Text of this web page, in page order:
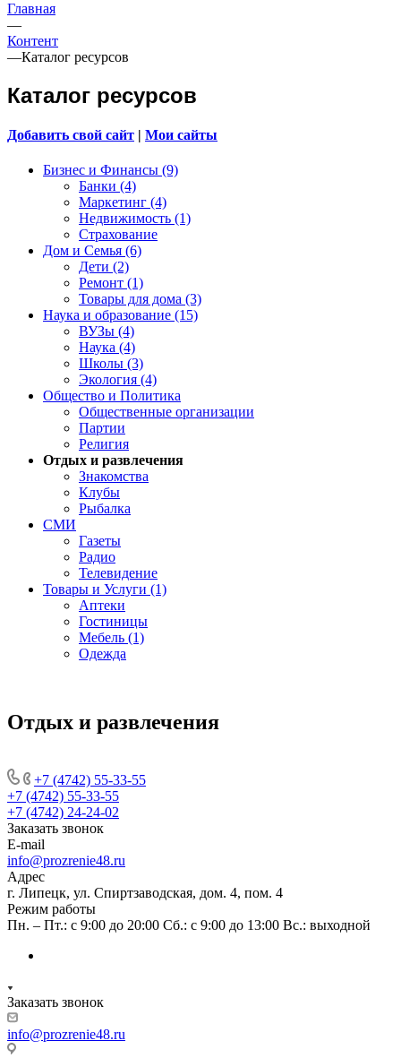
Главная
—
Контент
—Каталог ресурсов
Каталог ресурсов
Добавить свой сайт | Мои сайты
Бизнес и Финансы (9)
Банки (4)
Маркетинг (4)
Недвижимость (1)
Страхование
Дом и Семья (6)
Дети (2)
Ремонт (1)
Товары для дома (3)
Наука и образование (15)
ВУЗы (4)
Наука (4)
Школы (3)
Экология (4)
Общество и Политика
Общественные организации
Партии
Религия
Отдых и развлечения
Знакомства
Клубы
Рыбалка
СМИ
Газеты
Радио
Телевидение
Товары и Услуги (1)
Аптеки
Гостиницы
Мебель (1)
Одежда
Отдых и развлечения
+7 (4742) 55-33-55
+7 (4742) 55-33-55
+7 (4742) 24-24-02
Заказать звонок
E-mail
info@prozrenie48.ru
Адрес
г. Липецк, ул. Спиртзаводская, дом. 4, пом. 4
Режим работы
Пн. – Пт.: с 9:00 до 20:00 Сб.: с 9:00 до 13:00 Вс.: выходной
Заказать звонок
info@prozrenie48.ru